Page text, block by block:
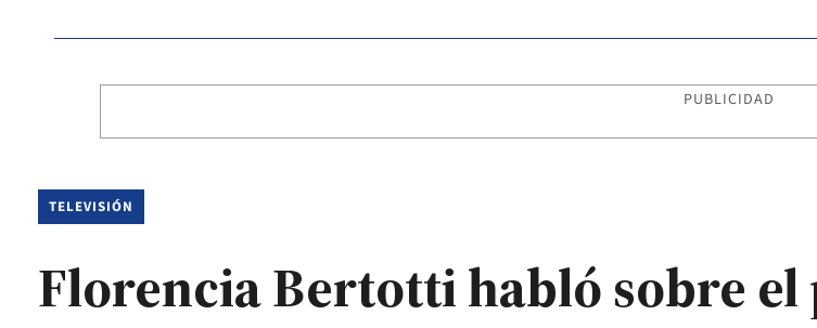
PUBLICIDAD
TELEVISIÓN
Florencia Bertotti habló sobre el